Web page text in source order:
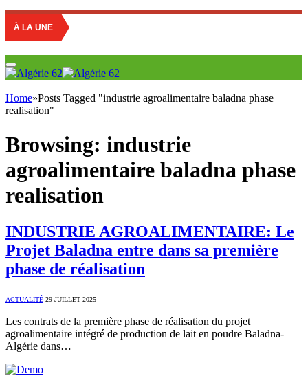
À LA UNE
Home»Posts Tagged "industrie agroalimentaire baladna phase
realisation"
Browsing: industrie
agroalimentaire baladna phase
realisation
INDUSTRIE AGROALIMENTAIRE: Le
Projet Baladna entre dans sa première
phase de réalisation
ACTUALITÉ 29 JUILLET 2025
Les contrats de la première phase de réalisation du projet
agroalimentaire intégré de production de lait en poudre Baladna-
Algérie dans…